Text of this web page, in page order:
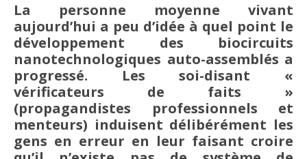
La personne moyenne vivant
aujourd’hui a peu d’idée à quel point le
développement des biocircuits
nanotechnologiques auto-assemblés a
progressé. Les soi-disant «
vérificateurs de faits »
(propagandistes professionnels et
menteurs) induisent délibérément les
gens en erreur en leur faisant croire